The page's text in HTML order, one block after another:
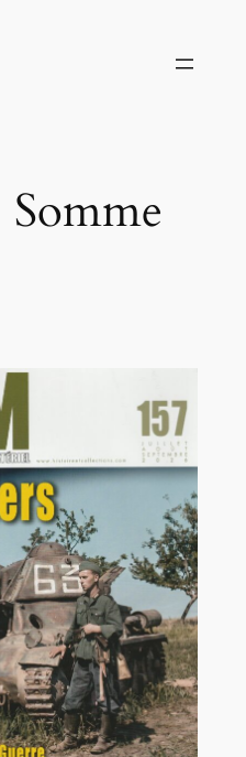
Somme